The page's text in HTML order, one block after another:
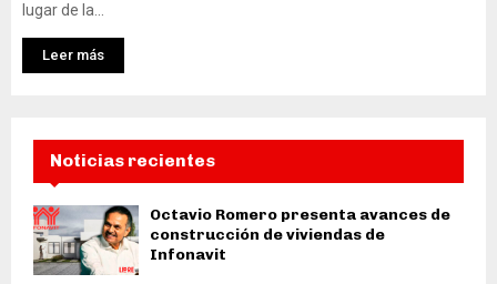
lugar de la...
Leer más
Noticias recientes
Octavio Romero presenta avances de
construcción de viviendas de
Infonavit